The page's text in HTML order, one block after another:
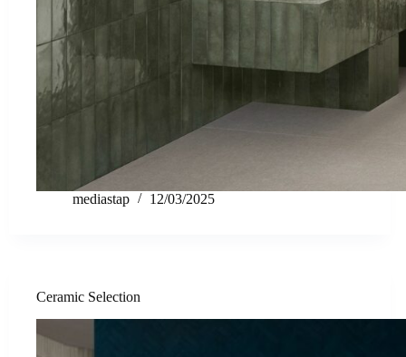
mediastap 12/03/2025
Ceramic Selection